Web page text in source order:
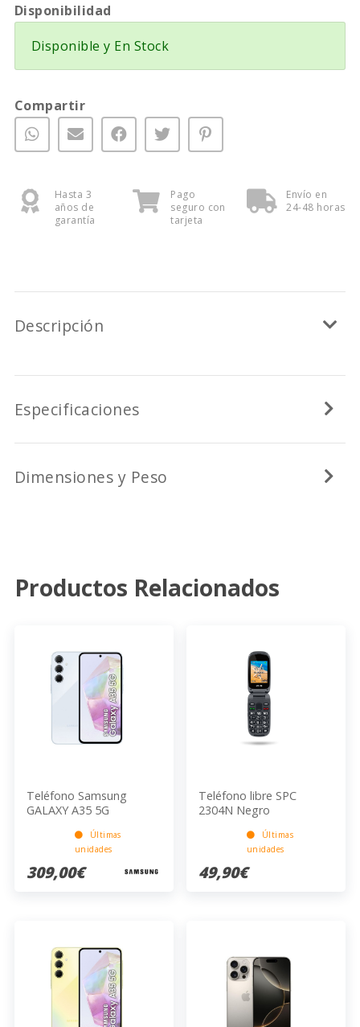
Disponibilidad
Disponible y En Stock
Compartir
Hasta 3
años de
garantía
Pago
seguro con
tarjeta
Envío en
24-48 horas
Descripción
Especificaciones
Dimensiones y Peso
Productos Relacionados
Teléfono Samsung
GALAXY A35 5G
Últimas
unidades
309,00€
Teléfono libre SPC
2304N Negro
Últimas
unidades
49,90€